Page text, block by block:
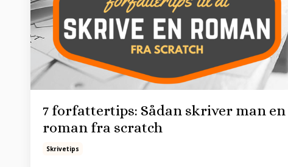
7 forfattertips: Sådan skriver man en
roman fra scratch
Skrivetips